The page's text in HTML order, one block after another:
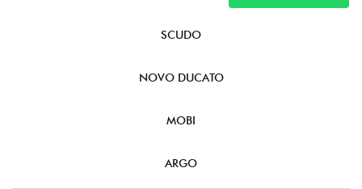
SCUDO
NOVO DUCATO
MOBI
ARGO